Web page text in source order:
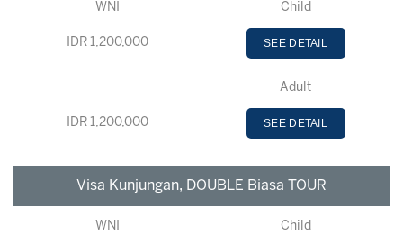
WNI Child
IDR 1,200,000 SEE DETAIL
Adult
IDR 1,200,000 SEE DETAIL
Visa Kunjungan, DOUBLE Biasa TOUR
WNI Child